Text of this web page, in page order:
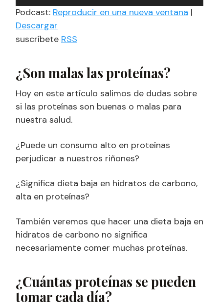
audio
Podcast: Reproducir en una nueva ventana |
Descargar
suscríbete RSS
¿Son malas las proteínas?
Hoy en este artículo salimos de dudas sobre
si las proteínas son buenas o malas para
nuestra salud.
¿Puede un consumo alto en proteínas
perjudicar a nuestros riñones?
¿Significa dieta baja en hidratos de carbono,
alta en proteínas?
También veremos que hacer una dieta baja en
hidratos de carbono no significa
necesariamente comer muchas proteínas.
¿Cuántas proteínas se pueden
tomar cada día?